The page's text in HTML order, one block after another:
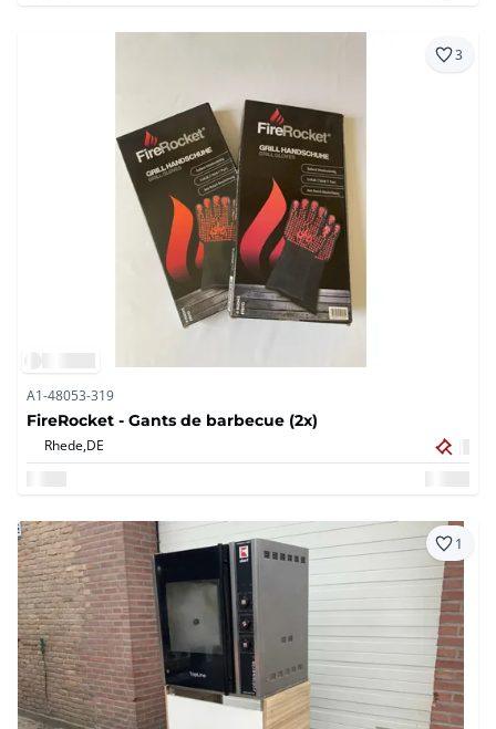
3
A1-48053-319
FireRocket - Gants de barbecue (2x)
Rhede,DE
1